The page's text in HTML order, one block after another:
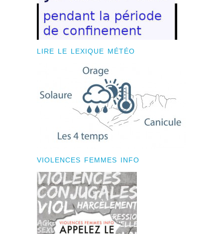
LIRE LE LEXIQUE MÉTÉO
VIOLENCES FEMMES INFO